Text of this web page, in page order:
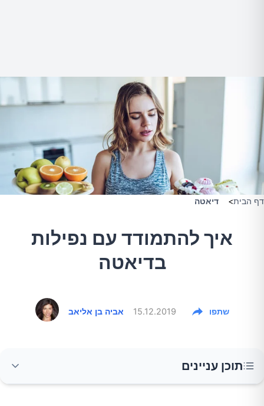
דף הבית> דיאטה
איך להתמודד עם נפילות
בדיאטה
אביה בן אליאב 15.12.2019 שתפו
תוכן עניינים